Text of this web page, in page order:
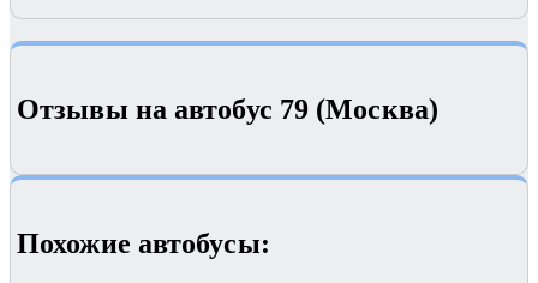
Отзывы на автобус 79 (Москва)
Похожие автобуcы: